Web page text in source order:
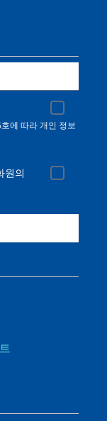
에 따라 개인 정보
원의